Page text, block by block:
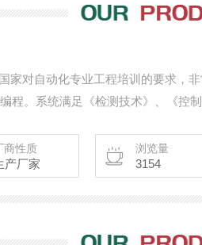
家对自动化专业工程培训的要求，
程。系统满足《检测技术》、《控制
Matlab高等算法对过程控制装置进行
商性质
产厂家
浏览量
3154